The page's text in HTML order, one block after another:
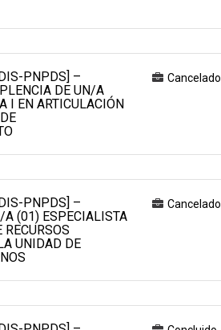
PNPDS] –
DE UN/A
I EN ARTICULACIÓN
Cancelado
PNPDS] –
A (01) ESPECIALISTA
UNIDAD DE
Cancelado